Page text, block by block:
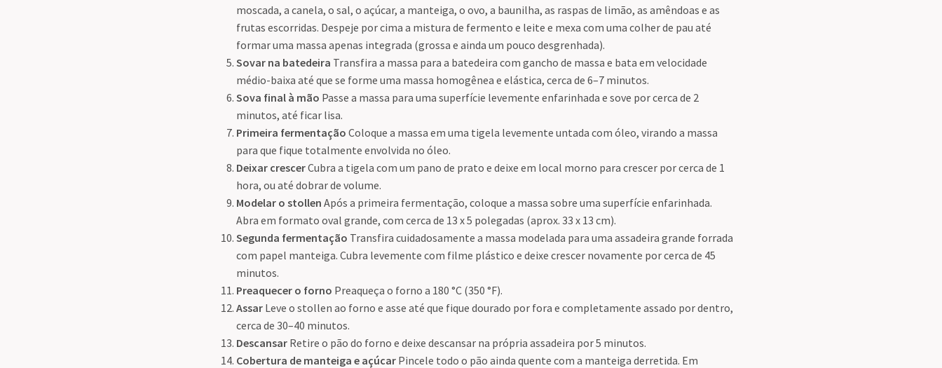
moscada, a canela, o sal, o açúcar, a manteiga, o ovo, a baunilha, as raspas de limão, as amêndoas e as
frutas escorridas. Despeje por cima a mistura de fermento e leite e mexa com uma colher de pau até
formar uma massa apenas integrada (grossa e ainda um pouco desgrenhada).
Sovar na batedeira Transfira a massa para a batedeira com gancho de massa e bata em velocidade
médio-baixa até que se forme uma massa homogênea e elástica, cerca de 6–7 minutos.
Sova final à mão Passe a massa para uma superfície levemente enfarinhada e sove por cerca de 2
minutos, até ficar lisa.
Primeira fermentação Coloque a massa em uma tigela levemente untada com óleo, virando a massa
para que fique totalmente envolvida no óleo.
Deixar crescerCubra a tigela com um pano de prato e deixe em local morno para crescer por cerca de 1
hora, ou até dobrar de volume.
Modelar o stollen Após a primeira fermentação, coloque a massa sobre uma superfície enfarinhada.
Abra em formato oval grande, com cerca de 13 x 5 polegadas (aprox. 33 x 13 cm).
Segunda fermentação Transfira cuidadosamente a massa modelada para uma assadeira grande forrada
com papel manteiga. Cubra levemente com filme plástico e deixe crescer novamente por cerca de 45
minutos.
Preaquecer o forno Preaqueça o forno a 180 °C (350 °F).
Assar Leve o stollen ao forno e asse até que fique dourado por fora e completamente assado por dentro,
cerca de 30–40 minutos.
Descansar Retire o pão do forno e deixe descansar na própria assadeira por 5 minutos.
Cobertura de manteiga e açúcar Pincele todo o pão ainda quente com a manteiga derretida. Em